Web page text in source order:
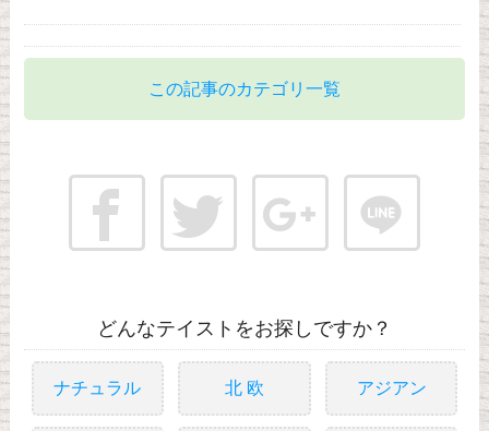
この記事のカテゴリ一覧
どんなテイストをお探しですか？
ナチュラル 北 欧 アジアン